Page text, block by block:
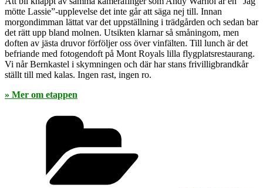
mötte Lassie”-upplevelse det inte går att säga nej till. Innan
morgondimman lättat var det uppställning i trädgården och sedan bar
det rätt upp bland molnen. Utsikten klarnar så småningom, men
doften av jästa druvor förföljer oss över vinfälten. Till lunch är det
befriande med fotogendoft på Mont Royals lilla flygplatsrestaurang.
Vi når Bernkastel i skymningen och där har stans frivilligbrandkår
ställt till med kalas. Ingen rast, ingen ro.
» Mer om etappen